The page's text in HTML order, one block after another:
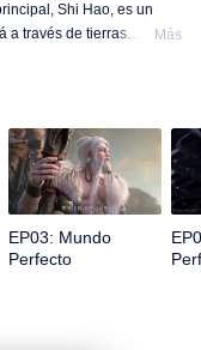
Shi Hao, es un
a través de tierras
Más
EP03: Mundo
Perfecto